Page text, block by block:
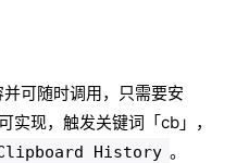
可随时调用，只需要安
现，触发关键词「cb」，
History 。